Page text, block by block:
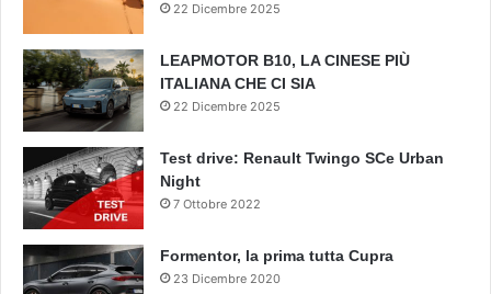
22 Dicembre 2025
LEAPMOTOR B10, LA CINESE PIÙ
ITALIANA CHE CI SIA
22 Dicembre 2025
Test drive: Renault Twingo SCe Urban
Night
7 Ottobre 2022
Formentor, la prima tutta Cupra
23 Dicembre 2020